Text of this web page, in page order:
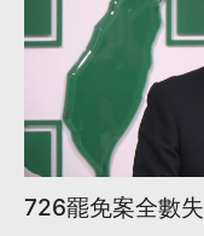
726罷免案全數